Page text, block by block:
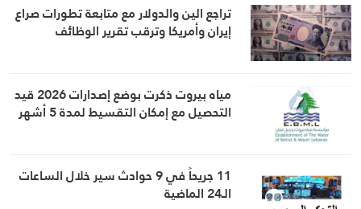
تراجع الين والدولار مع متابعة تطورات صراع
إيران وأمريكا وترقب تقرير الوظائف
مياه بيروت ذكرت بوضع إصدارات 2026 قيد
التحصيل مع إمكان التقسيط لمدة 5 أشهر
11 جريحاً في 9 حوادث سير خلال الساعات
الـ24 الماضية